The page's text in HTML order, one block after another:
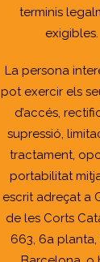
terminis
exigibles.
La persona
pot exercir els
d’accés,
supressió,
tractament,
portabilitat
escrit adreçat a
de les Corts
663, 6a planta,